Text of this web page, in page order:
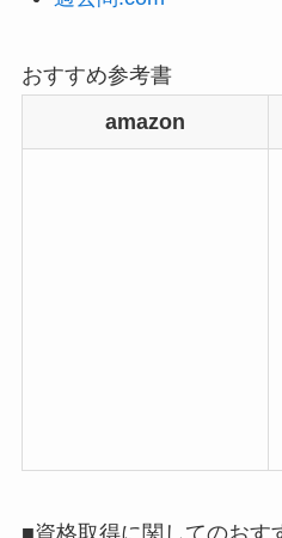
おすすめ参考書
amazon
■資格取得に関してのおす